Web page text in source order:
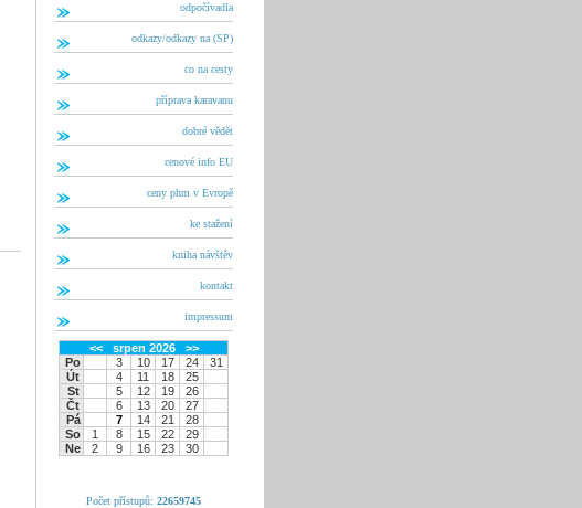
odpočívadla
odkazy/odkazy na (SP)
co na cesty
příprava karavanu
dobré vědět
cenové info EU
ceny phm v Evropě
ke stažení
kniha návštěv
kontakt
impressum
<< srpen 2026
>>
Po
3 10 17 24
31
Út
4 11 18
25
St
5 12 19
26
Čt
6 13 20
27
Pá
7 14 21
28
So
1 8 15 22
29
Ne
2 9 16 23 30
Počet přístupů: 22659745